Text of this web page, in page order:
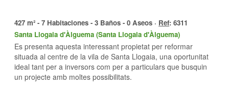
427 m² - 7 Habitaciones - 3 Baños - 0 Aseos · Ref: 6311
Santa Llogaia d'Àlguema (Santa Llogaia d'Àlguema)
Es presenta aquesta interessant propietat per reformar
situada al centre de la vila de Santa Llogaia, una oportunitat
ideal tant per a inversors com per a particulars que busquin
un projecte amb moltes possibilitats.